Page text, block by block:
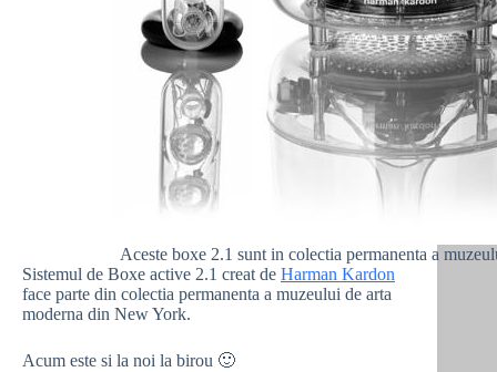
Aceste boxe 2.1 sunt in colectia permanenta a
Sistemul de Boxe active 2.1 creat de Harman Kardon
face parte din colectia permanenta a muzeului de arta
moderna din New York.
Acum este si la noi la birou 🙂